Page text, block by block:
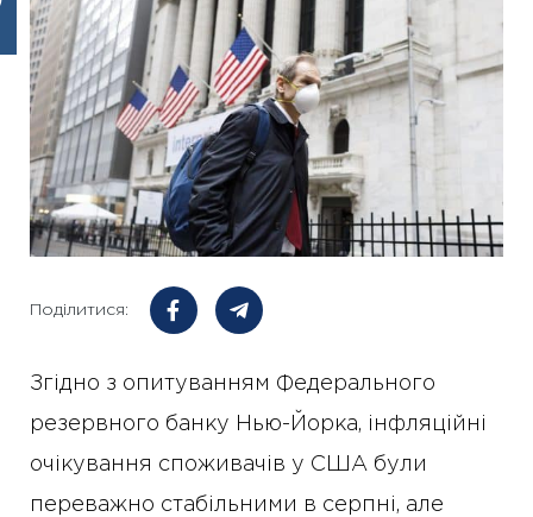
Поділитися:
Згідно з опитуванням Федерального
резервного банку Нью-Йорка, інфляційні
очікування споживачів у США були
переважно стабільними в серпні, але